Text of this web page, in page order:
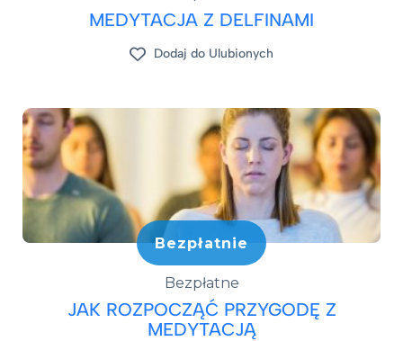
MEDYTACJA Z DELFINAMI
Dodaj do Ulubionych
Bezpłatnie
Bezpłatne
JAK ROZPOCZĄĆ PRZYGODĘ Z
MEDYTACJĄ